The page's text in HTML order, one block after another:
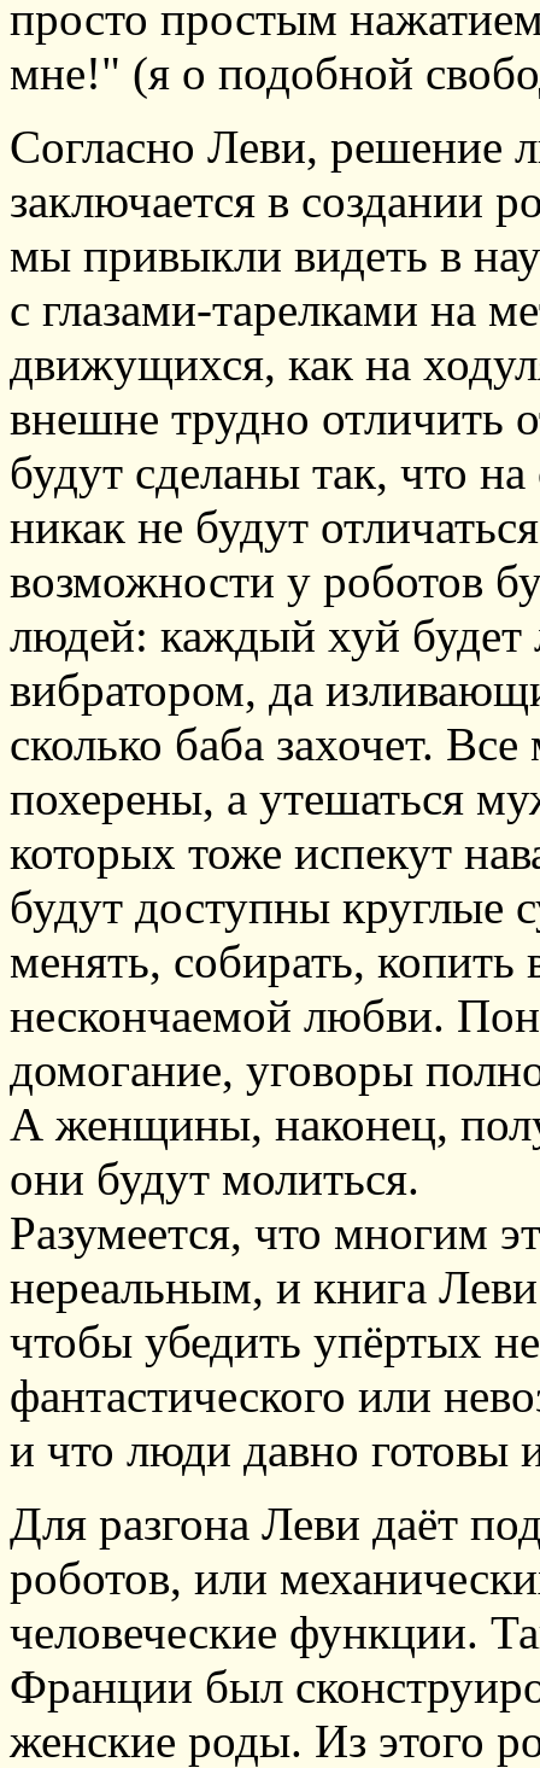
просто простым
мне!" (я о подобной
Согласно Леви, решение
заключается в создании
мы привыкли видеть в
с глазами-тарелками на
движущихся, как на
внешне трудно отличить
будут сделаны так, что
никак не будут
возможности у роботов
людей: каждый хуй
вибратором, да
сколько баба захочет.
похерены, а утешаться
которых тоже испекут
будут доступны
менять, собирать, копить
нескончаемой любви.
домогание, уговоры
А женщины, наконец,
они будут молиться.
Разумеется, что многим
нереальным, и книга
чтобы убедить упёртых
фантастического или
и что люди давно готовы
Для разгона Леви даёт
роботов, или
человеческие функции.
Франции был
женские роды. Из этого